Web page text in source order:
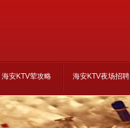
海安KTV荤攻略 海安KTV夜场招聘